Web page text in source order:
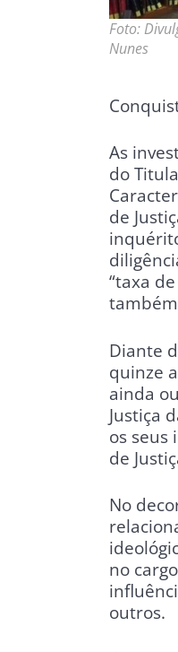
Foto:
Nunes
As
do
de
“taxa
Diante
quinze
ainda
Justiça
os seus
de
No
no
outros.